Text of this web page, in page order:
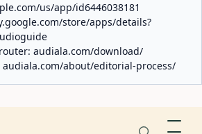
us/app/id6446038181
store/apps/details?
audiala.com/download/
audiala.com/about/editorial-process/